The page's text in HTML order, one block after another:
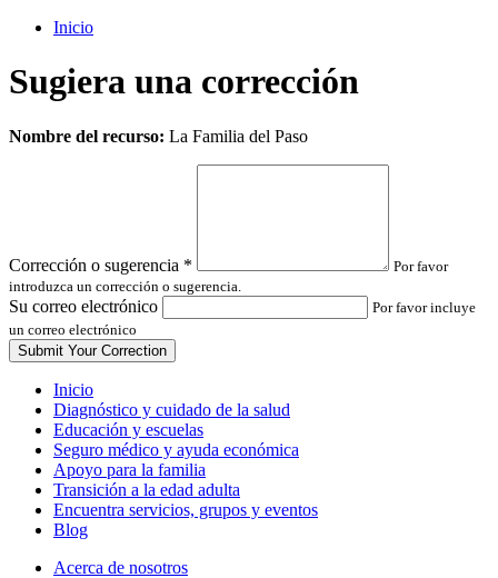
Inicio
Sugiera una corrección
Leave
Nombre del recurso: La Familia del Paso
Corrección o sugerencia *
Por favor
introduzca un corrección o sugerencia.
Su correo electrónico
Por favor incluye
un correo electrónico
Inicio
Diagnóstico y cuidado de la salud
Educación y escuelas
Seguro médico y ayuda económica
Apoyo para la familia
Transición a la edad adulta
Encuentra servicios, grupos y eventos
Blog
Acerca de nosotros